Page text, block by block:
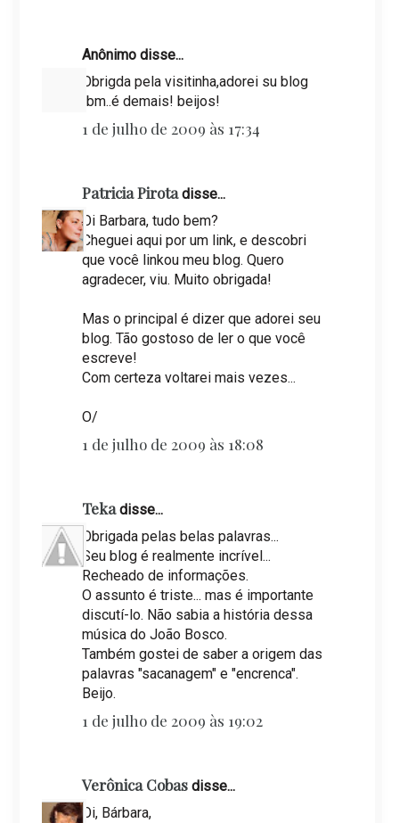
Anônimo disse...
Obrigda pela visitinha,adorei su blog
tbm..é demais! beijos!
1 de julho de 2009 às 17:34
Patricia Pirotadisse...
Oi Barbara, tudo bem?
Cheguei aqui por um link, e descobri
que você linkou meu blog. Quero
agradecer, viu. Muito obrigada!
Mas o principal é dizer que adorei seu
blog. Tão gostoso de ler o que você
escreve!
Com certeza voltarei mais vezes...
O/
1 de julho de 2009 às 18:08
Tekadisse...
Obrigada pelas belas palavras...
Seu blog é realmente incrível...
Recheado de informações.
O assunto é triste... mas é importante
discutí-lo. Não sabia a história dessa
música do João Bosco.
Também gostei de saber a origem das
palavras "sacanagem" e "encrenca".
Beijo.
1 de julho de 2009 às 19:02
Verônica Cobasdisse...
Oi, Bárbara,